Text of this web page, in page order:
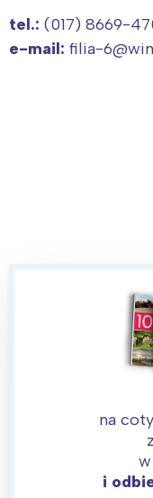
tel.: (017) 8669-
e-mail: filia-
na
i